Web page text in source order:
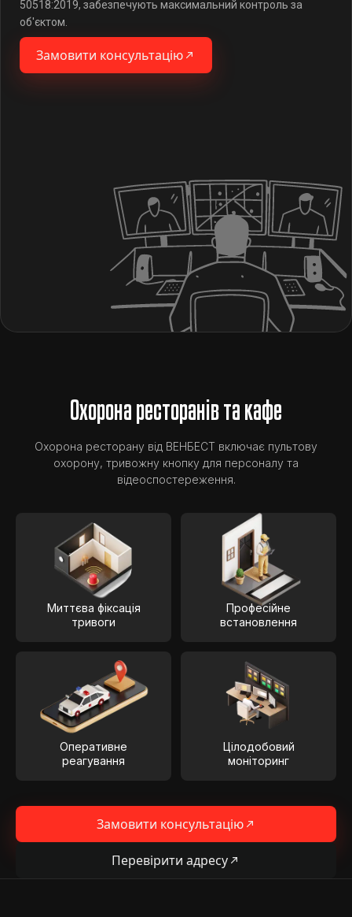
50518:2019, забезпечують максимальний контроль за
об'єктом.
Замовити консультацію
Охорона ресторанів та кафе
Охорона ресторану від ВЕНБЕСТ включає пультову
охорону, тривожну кнопку для персоналу та
відеоспостереження.
Миттєва фіксація
тривоги
Професійне
встановлення
Оперативне
реагування
Цілодобовий
моніторинг
Замовити консультацію
Перевірити адресу